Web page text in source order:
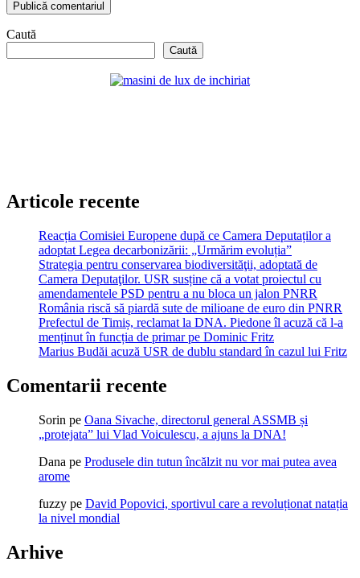
Caută
Caută
Articole recente
Reacția Comisiei Europene după ce Camera Deputaților a
adoptat Legea decarbonizării: „Urmărim evoluția”
Strategia pentru conservarea biodiversităţii, adoptată de
Camera Deputaţilor. USR susține că a votat proiectul cu
amendamentele PSD pentru a nu bloca un jalon PNRR
România riscă să piardă sute de milioane de euro din PNRR
Prefectul de Timiș, reclamat la DNA. Piedone îl acuză că l-a
menținut în funcția de primar pe Dominic Fritz
Marius Budăi acuză USR de dublu standard în cazul lui Fritz
Comentarii recente
Sorin pe Oana Sivache, directorul general ASSMB și
„protejata” lui Vlad Voiculescu, a ajuns la DNA!
Dana pe Produsele din tutun încălzit nu vor mai putea avea
arome
fuzzy pe David Popovici, sportivul care a revoluționat natația
la nivel mondial
Arhive